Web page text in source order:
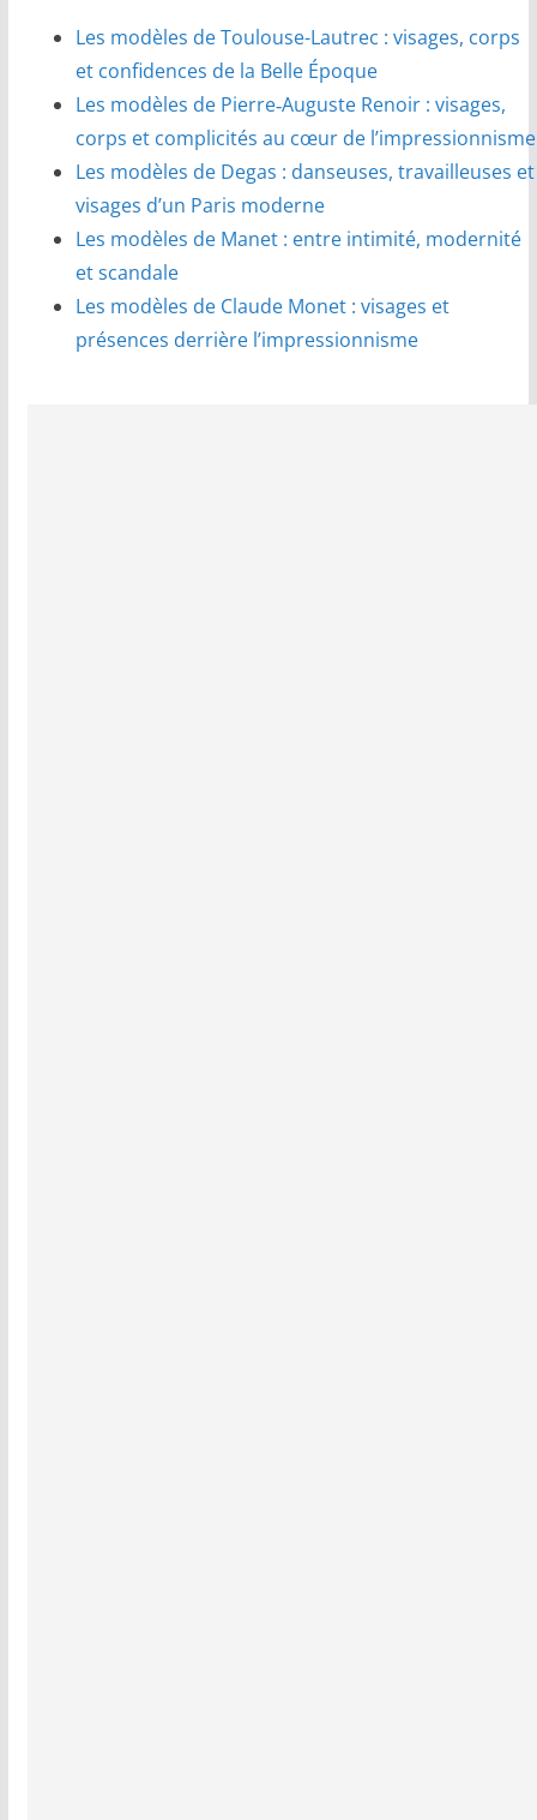
Les modèles de Toulouse-Lautrec : visages, corps
et confidences de la Belle Époque
Les modèles de Pierre‑Auguste Renoir : visages,
corps et complicités au cœur de l’impressionnisme
Les modèles de Degas : danseuses, travailleuses et
visages d’un Paris moderne
Les modèles de Manet : entre intimité, modernité
et scandale
Les modèles de Claude Monet : visages et
présences derrière l’impressionnisme